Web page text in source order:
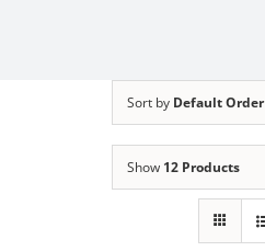
Sort by Default Order
Show 12 Products